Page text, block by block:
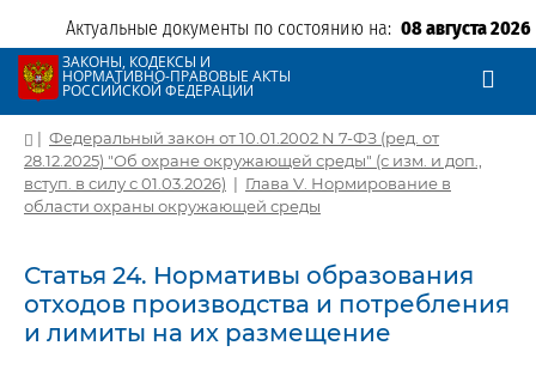
Актуальные документы по состоянию на: 08 августа 2026
ЗАКОНЫ, КОДЕКСЫ И
НОРМАТИВНО-ПРАВОВЫЕ АКТЫ
РОССИЙСКОЙ ФЕДЕРАЦИИ
| Федеральный закон от 10.01.2002 N 7-ФЗ (ред. от
28.12.2025) "Об охране окружающей среды" (с изм. и доп.,
вступ. в силу с 01.03.2026) | Глава V. Нормирование в
области охраны окружающей среды
Статья 24. Нормативы образования
отходов производства и потребления
и лимиты на их размещение